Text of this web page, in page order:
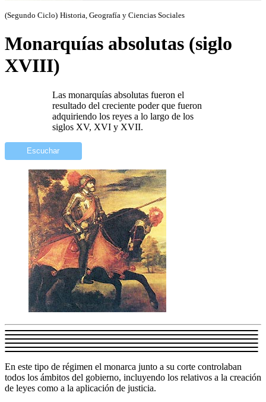
(Segundo Ciclo) Historia, Geografía y Ciencias Sociales
Monarquías absolutas (siglo
XVIII)
Las monarquías absolutas fueron el
resultado del creciente poder que fueron
adquiriendo los reyes a lo largo de los
siglos XV, XVI y XVII.
Escuchar
En este tipo de régimen el monarca junto a su corte controlaban
todos los ámbitos del gobierno, incluyendo los relativos a la creación
de leyes como a la aplicación de justicia.